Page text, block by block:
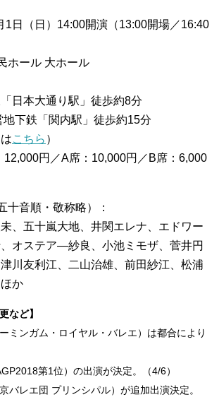
1日（日）14:00開演（13:00開場／16:40
ホール 大ホール
日本大通り駅」徒歩約8分
下鉄「関内駅」徒歩約15分
こちら ）
12,000円／A席：10,000円／B席：6,000
十音順・敬称略）：
、五十嵐大地、井関エレナ、エドワー
オステア―紗良、小池ミモザ、菅井円
川友利江、二山治雄、前田紗江、松浦
か
など】
ミンガム・ロイヤル・バレエ）は都合により
第1位）の出演が決定。（4/6）
バレエ団 プリンシパル）が追加出演決定。